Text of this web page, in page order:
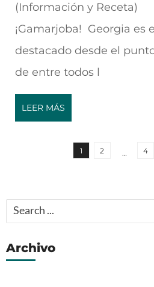
(Información y Receta)
¡Gamarjoba! Georgia es
destacado desde el
de entre todos l
LEER MÁS
s
n
v
i
1 2 … 4
Search
Archivo